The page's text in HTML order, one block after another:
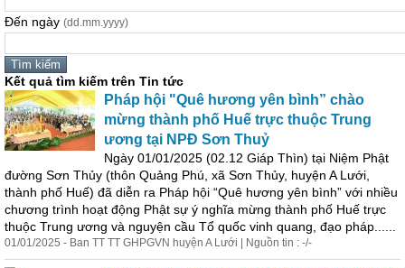
Đến ngày (dd.mm.yyyy)
Kết quả tìm kiếm trên Tin tức
Pháp hội "Quê hương yên bình” chào
mừng thành phố Huế trực thuộc Trung
ương tại NPĐ Sơn Thuỷ
Ngày 01/01/2025 (02.12 Giáp Thìn) tại Niệm Phật
đường Sơn Thủy (thôn Quảng Phú, xã Sơn Thủy, huyện A Lưới,
thành phố Huế) đã diễn ra Pháp hội “Quê hương yên bình” với nhiều
chương trình hoạt động Phật sự ý nghĩa mừng thành phố Huế trực
thuộc Trung ương và nguyện cầu Tổ quốc vinh quang, đạo pháp......
01/01/2025 - Ban TT TT GHPGVN huyện A Lưới | Nguồn tin : -/-